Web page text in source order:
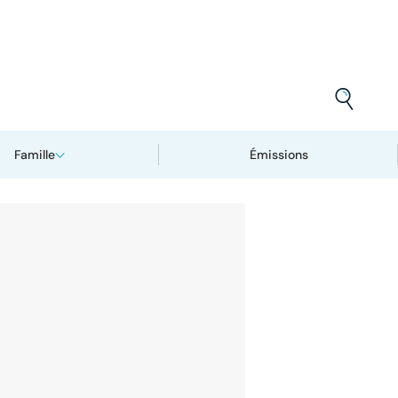
Famille Émissions